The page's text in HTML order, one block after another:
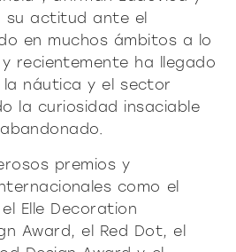
su actitud ante el
en muchos ámbitos a lo
recientemente ha llegado
náutica y el sector
la curiosidad insaciable
premios y
como el
Elle Decoration
Award, el Red Dot, el